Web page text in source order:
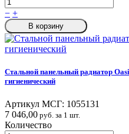
− +
В корзину
Стальной панельный радиатор
гигиенический
Артикул МСГ: 1055131
7 046,00 руб. за 1 шт.
Количество